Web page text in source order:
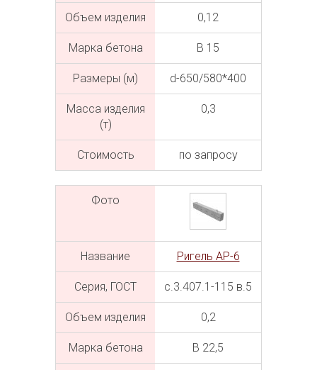
Объем изделия 0,12
Марка бетона В 15
Размеры (м) d-650/580*400
Масса изделия
(т)
0,3
Cтоимость по запросу
Фото
Название Ригель АР-6
Серия, ГОСТ с.3.407.1-115 в.5
Объем изделия 0,2
Марка бетона В 22,5